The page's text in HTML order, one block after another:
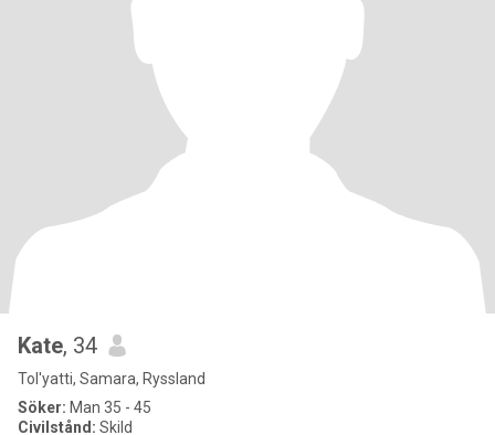
Kate, 34
Tol'yatti, Samara, Ryssland
Söker: Man 35 - 45
Civilstånd: Skild